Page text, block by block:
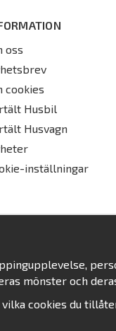
oss
cookies
Husbil
Husvagn
inställningar
mönster och
cookies du